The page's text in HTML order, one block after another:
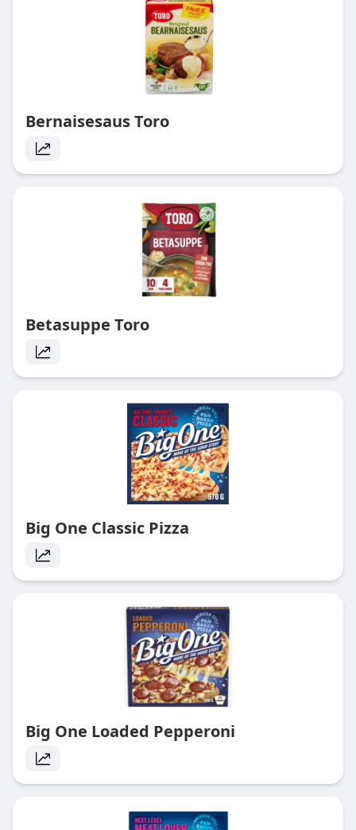
Bernaisesaus Toro
Betasuppe Toro
Big One Classic Pizza
Big One Loaded Pepperoni